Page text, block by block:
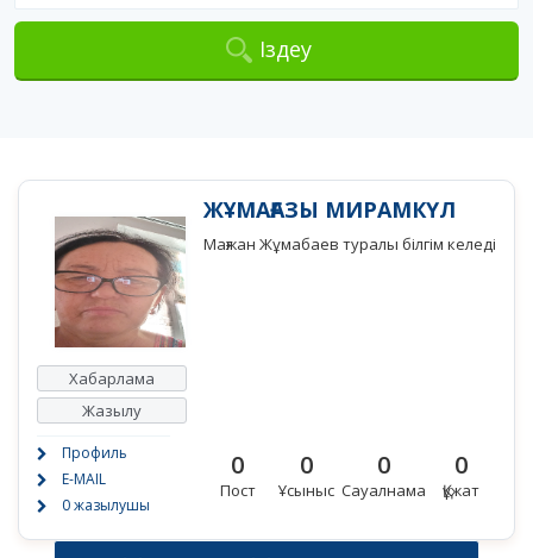
Іздеу
Хабарлама
Жазылу
Профиль
E-MAIL
0 жазылушы
ЖҰМАҒАЗЫ МИРАМКҮЛ
Мағжан Жұмабаев туралы білгім келеді
0
Пост
0
Ұсыныс
0
Сауалнама
0
Құжат